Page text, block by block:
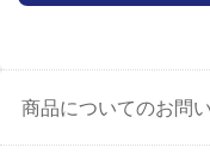
商品についてのお問